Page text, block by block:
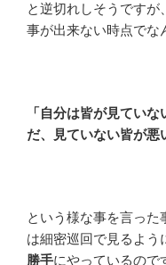
と逆切れしそうです
事が出来ない時点でな
「自分は皆が見てい
だ、見ていない皆が悪
という様な事を言っ
は細密巡回で見るよう
勝手にやっているので